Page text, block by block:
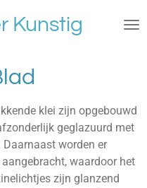
Kunstig
klei zijn opgebouwd
geglazuurd met
worden er
waardoor het
zijn glanzend